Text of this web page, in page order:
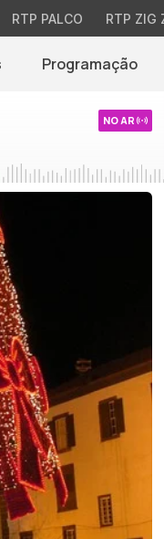
RTP PALCO RTP ZIG
Programação
NO AR